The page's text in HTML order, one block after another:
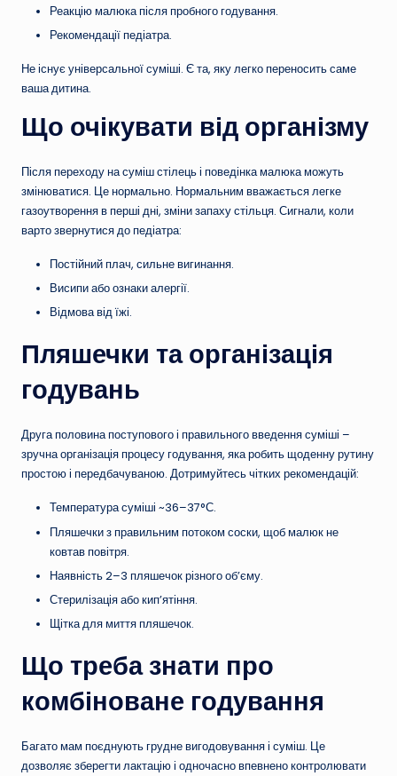
Реакцію малюка після пробного годування.
Рекомендації педіатра.
Не існує універсальної суміші. Є та, яку легко переносить саме
ваша дитина.
Що очікувати від організму
Після переходу на суміш стілець і поведінка малюка можуть
змінюватися. Це нормально. Нормальним вважається легке
газоутворення в перші дні, зміни запаху стільця. Сигнали, коли
варто звернутися до педіатра:
Постійний плач, сильне вигинання.
Висипи або ознаки алергії.
Відмова від їжі.
Пляшечки та організація
годувань
Друга половина поступового і правильного введення суміші –
зручна організація процесу годування, яка робить щоденну рутину
простою і передбачуваною. Дотримуйтесь чітких рекомендацій:
Температура суміші ~36–37°С.
Пляшечки з правильним потоком соски, щоб малюк не
ковтав повітря.
Наявність 2–3 пляшечок різного об’єму.
Стерилізація або кип’ятіння.
Щітка для миття пляшечок.
Що треба знати про
комбіноване годування
Багато мам поєднують грудне вигодовування і суміш. Це
дозволяє зберегти лактацію і одночасно впевнено контролювати